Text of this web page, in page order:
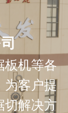
板机等各
为客户提
切解决方